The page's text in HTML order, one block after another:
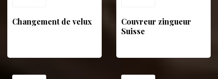
Changement de velux
Couvreur zingueur
Suisse